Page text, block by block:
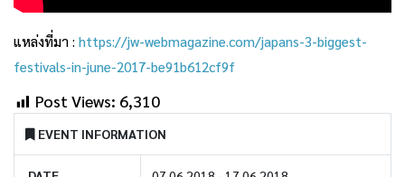
แหล่งที่มา : https://jw-webmagazine.com/japans-3-biggest-
festivals-in-june-2017-be91b612cf9f
Post Views: 6,310
EVENT INFORMATION